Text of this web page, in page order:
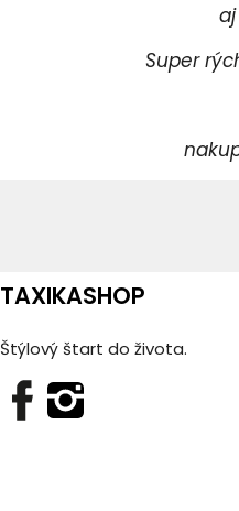
Super
Prajeme
TAXIKASHOP
Štýlový štart do života.